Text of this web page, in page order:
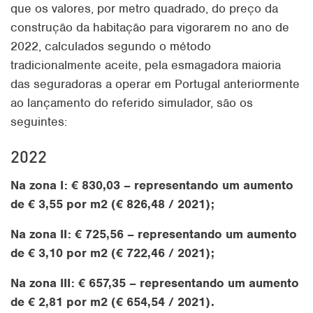
que os valores, por metro quadrado, do preço da
construção da habitação para vigorarem no ano de
2022, calculados segundo o método
tradicionalmente aceite, pela esmagadora maioria
das seguradoras a operar em Portugal anteriormente
ao lançamento do referido simulador, são os
seguintes:
2022
Na zona I: € 830,03 – representando um aumento
de € 3,55 por m2 (€ 826,48 / 2021);
Na zona II: € 725,56 – representando um aumento
de € 3,10 por m2 (€ 722,46 / 2021);
Na zona III: € 657,35 – representando um aumento
de € 2,81 por m2 (€ 654,54 / 2021).